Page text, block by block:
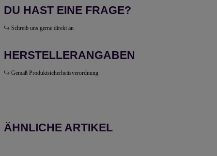
DU HAST EINE FRAGE?
Schreib uns gerne direkt an
HERSTELLERANGABEN
Gemäß Produktsicherheitsverordnung
ÄHNLICHE ARTIKEL